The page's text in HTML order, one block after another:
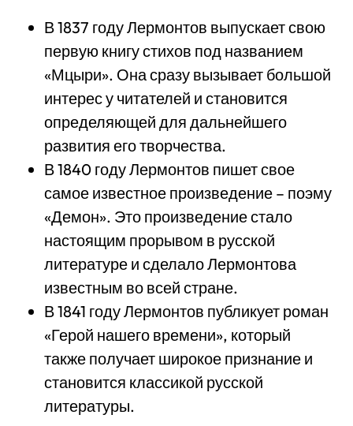
В 1837 году Лермонтов выпускает свою
первую книгу стихов под названием
«Мцыри». Она сразу вызывает большой
интерес у читателей и становится
определяющей для дальнейшего
развития его творчества.
В 1840 году Лермонтов пишет свое
самое известное произведение – поэму
«Демон». Это произведение стало
настоящим прорывом в русской
литературе и сделало Лермонтова
известным во всей стране.
В 1841 году Лермонтов публикует роман
«Герой нашего времени», который
также получает широкое признание и
становится классикой русской
литературы.